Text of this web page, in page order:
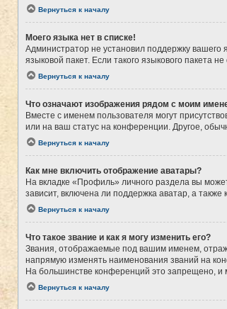
Вернуться к началу
Моего языка нет в списке!
Администратор не установил поддержку
языковой пакет. Если такого языкового пакета
Вернуться к началу
Что означают изображения рядом с моим
Вместе с именем пользователя могут
или на ваш статус на конференции. Другое,
Вернуться к началу
Как мне включить отображение аватары?
На вкладке «Профиль» личного раздела вы
зависит, включена ли поддержка аватар, а
Вернуться к началу
Что такое звание и как я могу изменить его?
Звания, отображаемые под вашим именем,
напрямую изменять наименования званий на
На большинстве конференций это запрещено, и
Вернуться к началу